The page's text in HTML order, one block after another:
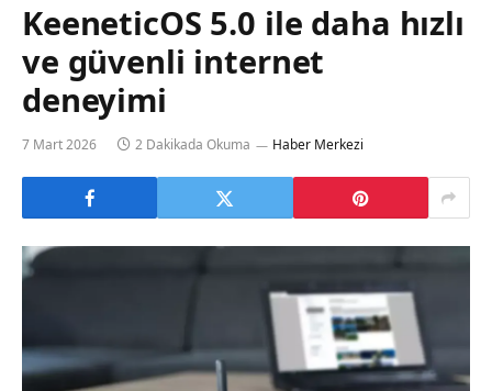
KeeneticOS 5.0 ile daha hızlı
ve güvenli internet
deneyimi
7 Mart 2026 2 Dakikada Okuma Haber Merkezi